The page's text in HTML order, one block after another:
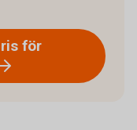
för